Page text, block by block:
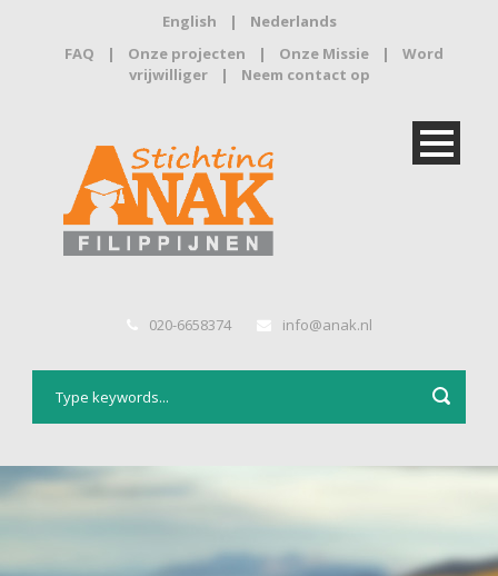
English |
Nederlands
FAQ
| Onze projecten | Onze Missie |
Word
vrijwilliger
| Neem contact op
020-6658374 info@anak.nl